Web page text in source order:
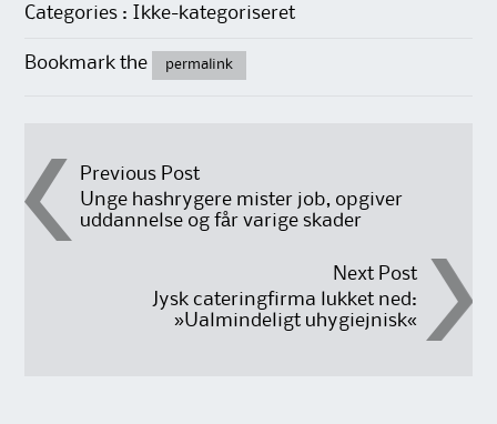
Categories : Ikke-kategoriseret
Bookmark the permalink
Post
navigation
Previous Post
Unge hashrygere mister job, opgiver
uddannelse og får varige skader
Next Post
Jysk cateringfirma lukket ned:
»Ualmindeligt uhygiejnisk«